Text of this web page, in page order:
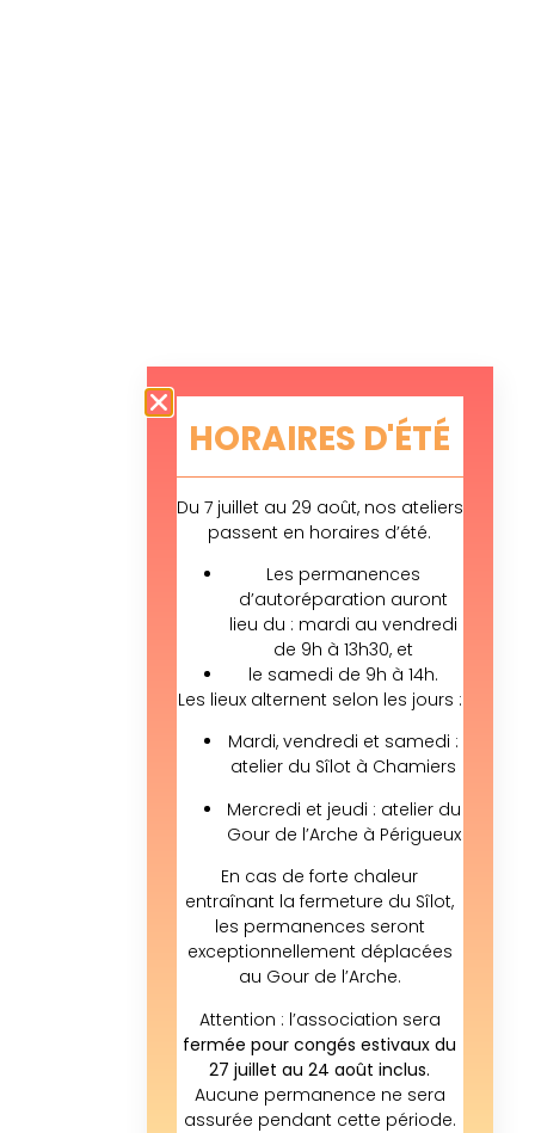
HORAIRES D'ÉTÉ
Du 7 juillet au 29 août, nos ateliers
passent en horaires d’été.
Les permanences
d’autoréparation auront
lieu du : mardi au vendredi
de 9h à 13h30, et
le samedi de 9h à 14h.
Les lieux alternent selon les jours :
Mardi, vendredi et samedi :
atelier du Sîlot à Chamiers
Mercredi et jeudi : atelier du
Gour de l’Arche à Périgueux
En cas de forte chaleur
entraînant la fermeture du Sîlot,
les permanences seront
exceptionnellement déplacées
au Gour de l’Arche.
Attention : l’association sera
fermée pour congés estivaux du
27 juillet au 24 août inclus.
Aucune permanence ne sera
assurée pendant cette période.